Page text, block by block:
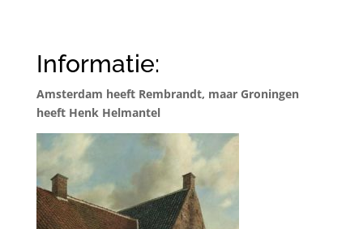
Informatie:
Amsterdam heeft Rembrandt, maar Groningen
heeft Henk Helmantel